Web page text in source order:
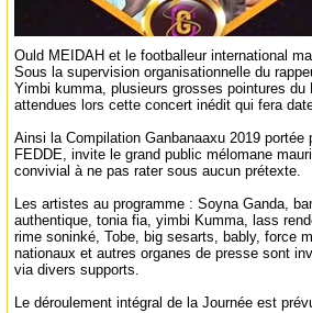
Ould MEIDAH et le footballeur international
Sous la supervision organisationnelle du
Yimbi kumma, plusieurs grosses pointures du
attendues lors cette concert inédit qui fera
Ainsi la Compilation Ganbanaaxu 2019 portée
FEDDE, invite le grand public mélomane
convivial à ne pas rater sous aucun prétexte.
Les artistes au programme : Soyna Ganda,
authentique, tonia fia, yimbi Kumma, lass
rime soninké, Tobe, big sesarts, bably, force
nationaux et autres organes de presse sont
via divers supports.
Le déroulement intégral de la Journée est